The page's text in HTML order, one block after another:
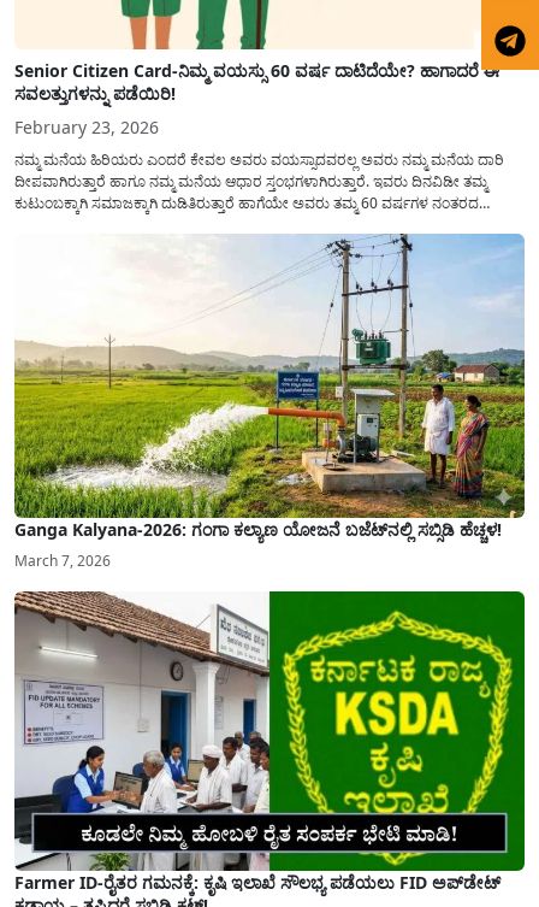
Senior Citizen Card-ನಿಮ್ಮ ವಯಸ್ಸು 60 ವರ್ಷ ದಾಟಿದೆಯೇ? ಹಾಗಾದರೆ ಈ
ಸವಲತ್ತುಗಳನ್ನು ಪಡೆಯಿರಿ!
February 23, 2026
ನಮ್ಮ ಮನೆಯ ಹಿರಿಯರು ಎಂದರೆ ಕೇವಲ ಅವರು ವಯಸ್ಸಾದವರಲ್ಲ ಅವರು ನಮ್ಮ ಮನೆಯ ದಾರಿ
ದೀಪವಾಗಿರುತ್ತಾರೆ ಹಾಗೂ ನಮ್ಮ ಮನೆಯ ಆಧಾರ ಸ್ತಂಭಗಳಾಗಿರುತ್ತಾರೆ. ಇವರು ದಿನವಿಡೀ ತಮ್ಮ
ಕುಟುಂಬಕ್ಕಾಗಿ ಸಮಾಜಕ್ಕಾಗಿ ದುಡಿತಿರುತ್ತಾರೆ ಹಾಗೆಯೇ ಅವರು ತಮ್ಮ 60 ವರ್ಷಗಳ ನಂತರದ
Ganga Kalyana-2026: ಗಂಗಾ ಕಲ್ಯಾಣ ಯೋಜನೆ ಬಜೆಟ್‌ನಲ್ಲಿ ಸಬ್ಸಿಡಿ ಹೆಚ್ಚಳ!
March 7, 2026
Farmer ID-ರೈತರ ಗಮನಕ್ಕೆ: ಕೃಷಿ ಇಲಾಖೆ ಸೌಲಭ್ಯ ಪಡೆಯಲು FID ಅಪ್‌ಡೇಟ್